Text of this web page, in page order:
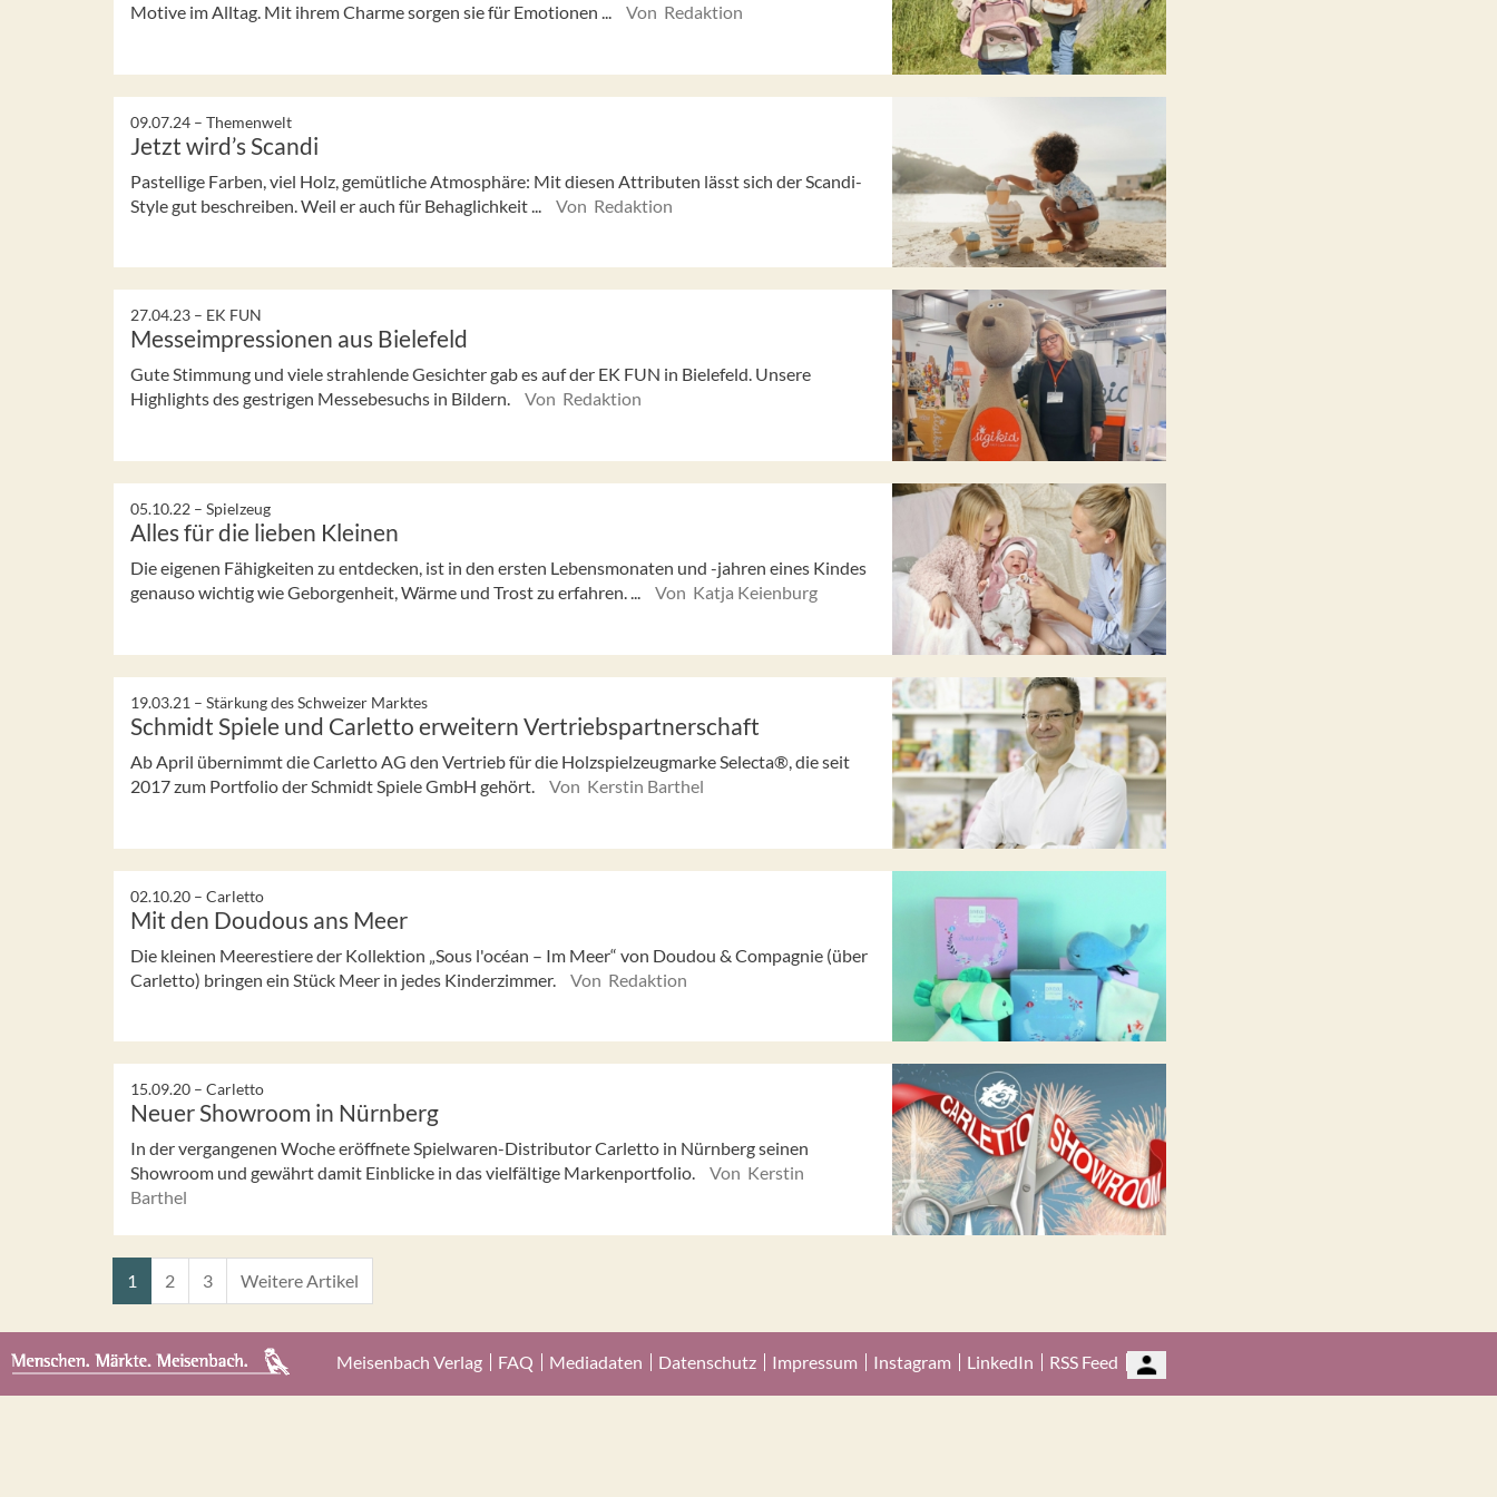
Motive im Alltag. Mit ihrem Charme sorgen sie für Emotionen ... Von Redaktion
09.07.24 – Themenwelt
Jetzt wird’s Scandi
Pastellige Farben, viel Holz, gemütliche Atmosphäre: Mit diesen Attributen lässt sich der Scandi-
Style gut beschreiben. Weil er auch für Behaglichkeit ...
Von Redaktion
27.04.23 – EK FUN
Messeimpressionen aus Bielefeld
Gute Stimmung und viele strahlende Gesichter gab es auf der EK FUN in Bielefeld. Unsere
Highlights des gestrigen Messebesuchs in Bildern.
Von Redaktion
05.10.22 – Spielzeug
Alles für die lieben Kleinen
Die eigenen Fähigkeiten zu entdecken, ist in den ersten Lebensmonaten und -jahren eines Kindes
genauso wichtig wie Geborgenheit, Wärme und Trost zu erfahren. ...
Von Katja Keienburg
19.03.21 – Stärkung des Schweizer Marktes
Schmidt Spiele und Carletto erweitern Vertriebspartnerschaft
Ab April übernimmt die Carletto AG den Vertrieb für die Holzspielzeugmarke Selecta®, die seit
2017 zum Portfolio der Schmidt Spiele GmbH gehört.
Von Kerstin Barthel
02.10.20 – Carletto
Mit den Doudous ans Meer
Die kleinen Meerestiere der Kollektion „Sous l'océan – Im Meer“ von Doudou & Compagnie (über
Carletto) bringen ein Stück Meer in jedes Kinderzimmer.
Von Redaktion
15.09.20 – Carletto
Neuer Showroom in Nürnberg
In der vergangenen Woche eröffnete Spielwaren-Distributor Carletto in Nürnberg seinen
Showroom und gewährt damit Einblicke in das vielfältige Markenportfolio.
Von Kerstin
Barthel
1 2 3 Weitere Artikel
Meisenbach Verlag FAQ Mediadaten Datenschutz Impressum Instagram LinkedIn RSS Feed